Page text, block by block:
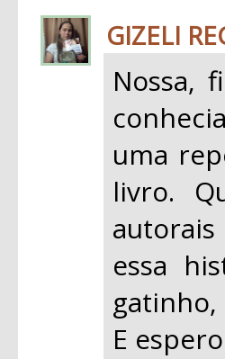
GIZELI
Nossa,
uma
livro.
essa
E